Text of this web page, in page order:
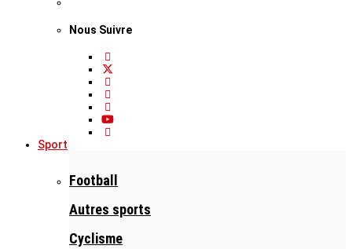
Nous Suivre
Sport
Football
Autres sports
Cyclisme